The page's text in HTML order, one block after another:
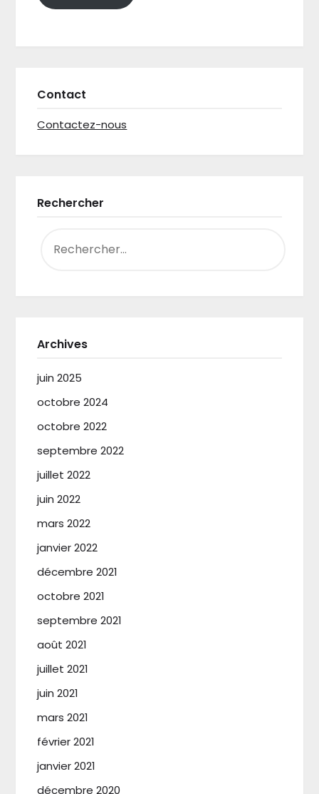
Contact
Contactez-nous
Rechercher
Archives
juin 2025
octobre 2024
octobre 2022
septembre 2022
juillet 2022
juin 2022
mars 2022
janvier 2022
décembre 2021
octobre 2021
septembre 2021
août 2021
juillet 2021
juin 2021
mars 2021
février 2021
janvier 2021
décembre 2020